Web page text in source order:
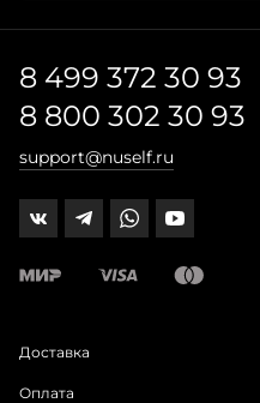
8 499 372 30 93
8 800 302 30 93
support@nuself.ru
Доставка
Оплата